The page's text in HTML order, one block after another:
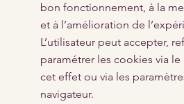
bon fonctionnement, à la
et à l’amélioration de
L’utilisateur peut accepter,
paramétrer les cookies via
cet effet ou via les
navigateur.